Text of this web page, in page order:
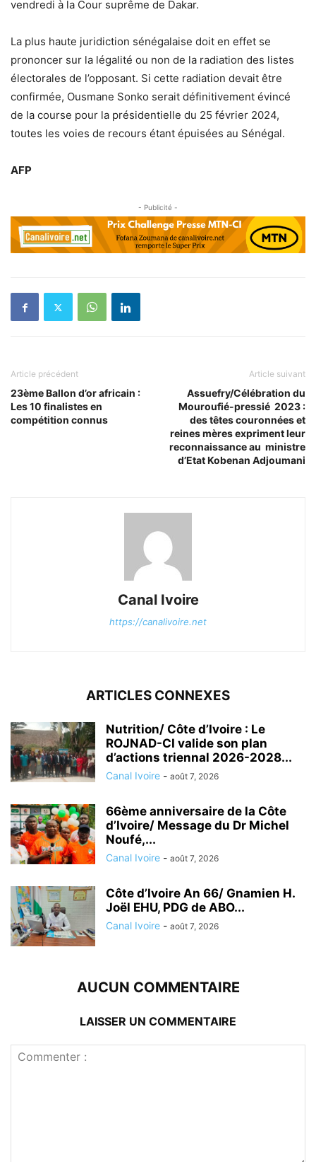
vendredi à la Cour suprême de Dakar.
La plus haute juridiction sénégalaise doit en effet se
prononcer sur la légalité ou non de la radiation des listes
électorales de l’opposant. Si cette radiation devait être
confirmée, Ousmane Sonko serait définitivement évincé
de la course pour la présidentielle du 25 février 2024,
toutes les voies de recours étant épuisées au Sénégal.
AFP
- Publicité -
Article précédent
23ème Ballon d’or africain :
Les 10 finalistes en
compétition connus
Article suivant
Assuefry/Célébration du
Mouroufié-pressié 2023 :
des têtes couronnées et
reines mères expriment leur
reconnaissance au ministre
d’Etat Kobenan Adjoumani
Canal Ivoire
https://canalivoire.net
ARTICLES CONNEXES
Nutrition/ Côte d’Ivoire : Le
ROJNAD-CI valide son plan
d’actions triennal 2026-2028...
Canal Ivoire - août 7, 2026
66ème anniversaire de la Côte
d’Ivoire/ Message du Dr Michel
Noufé,...
Canal Ivoire - août 7, 2026
Côte d’Ivoire An 66/ Gnamien H.
Joël EHU, PDG de ABO...
Canal Ivoire - août 7, 2026
AUCUN COMMENTAIRE
LAISSER UN COMMENTAIRE